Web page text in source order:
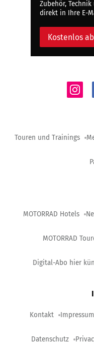
Zubehör,
direkt in Ihre E-
Kostenlos
Touren und Trainings
MOTORRAD Hotels
MOTORRAD
Digital-Abo hier
Kontakt Impressum
Datenschutz